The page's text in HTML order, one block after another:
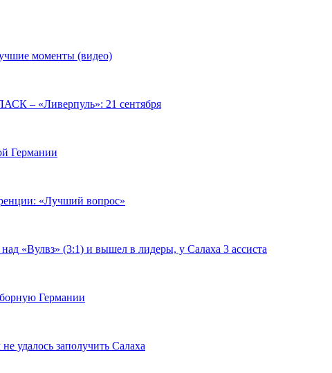
моменты (видео)
– «Ливерпуль»: 21 сентября
Германии
«Лучший вопрос»
«Вулвз» (3:1) и вышел в лидеры, у Салаха 3 ассиста
Германии
удалось заполучить Салаха